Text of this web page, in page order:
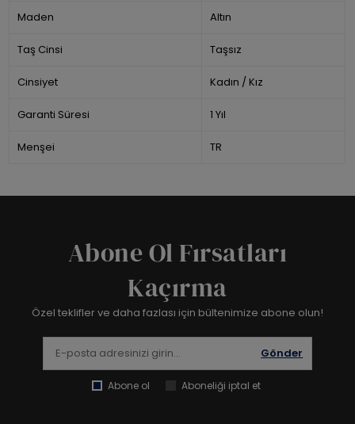
Maden Altın
Taş Cinsi Taşsız
Cinsiyet Kadın / Kız
Garanti Süresi 1 Yıl
Menşei TR
Abone Ol Fırsatları
Kaçırma
Özel teklifler ve daha fazlası için bültenimize abone olun!
Gönder
Abone ol Aboneliği iptal et